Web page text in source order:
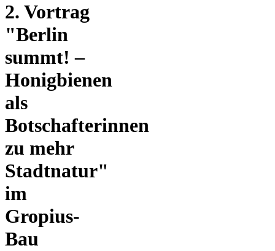
2. Vortrag
"Berlin
summt! –
Honigbienen
als
Botschafterinnen
zu mehr
Stadtnatur"
im
Gropius-
Bau